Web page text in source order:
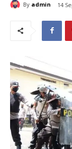
HOME
BERITA
TOKOH &
EDITORIAL &
HELIONEWS
INFOGRAFIK
VIDEO
By admin 14